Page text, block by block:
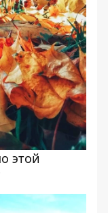
этой